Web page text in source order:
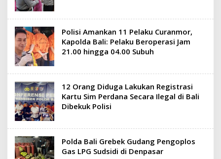
Polisi Amankan 11 Pelaku Curanmor,
Kapolda Bali: Pelaku Beroperasi Jam
21.00 hingga 04.00 Subuh
12 Orang Diduga Lakukan Registrasi
Kartu Sim Perdana Secara Ilegal di Bali
Dibekuk Polisi
Polda Bali Grebek Gudang Pengoplos
Gas LPG Sudsidi di Denpasar